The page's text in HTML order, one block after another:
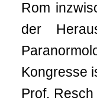
Rom
der
Kongresse
Prof.